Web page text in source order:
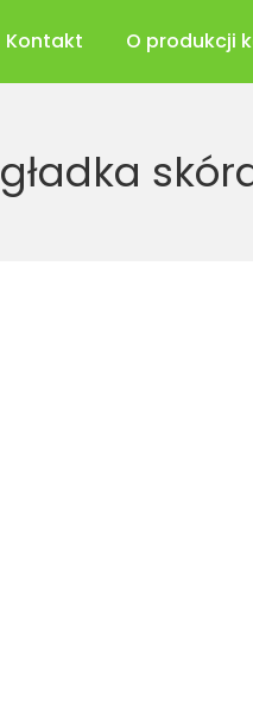
Kontakt O produkcji
gładka